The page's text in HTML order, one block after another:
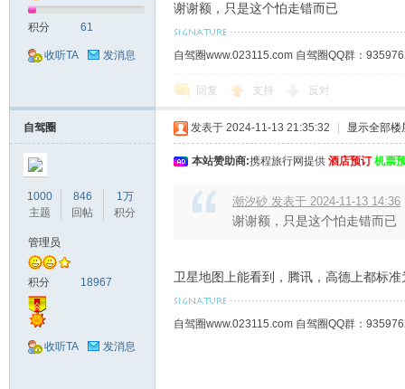
积分 61
收听TA 发消息
谢谢额，只是这个怕走错而已
自驾圈www.023115.com 自驾圈QQ群：
回复 支持 反对
自驾圈
1000
主题
846
回帖
1万
积分
管理员
积分 18967
收听TA 发消息
发表于 2024-11-13 21:35:32 显示全部楼
本站赞助商:携程旅行网提供 酒店预订 机票
潮汐砂 发表于 2024-11-13 14:36
谢谢额，只是这个怕走错而已
卫星地图上能看到，腾讯，高德上都标
自驾圈www.023115.com 自驾圈QQ群：